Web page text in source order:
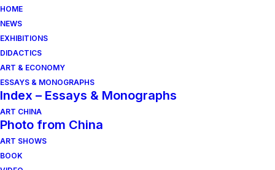
HOME
NEWS
EXHIBITIONS
DIDACTICS
ART & ECONOMY
ESSAYS & MONOGRAPHS
Index – Essays & Monographs
ART CHINA
Photo from China
ART SHOWS
BOOK